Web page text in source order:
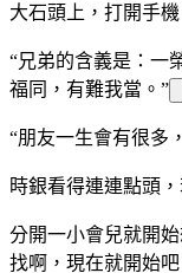
大石頭上，打開手
“兄弟的含義是：
福同 ，有難我當。”
“朋友一生會有很多
時銀看得連連點頭
分開一小會兒就開
找啊，現在就開始吧